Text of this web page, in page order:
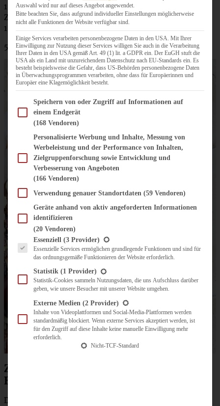
1 TL Vanille-Paste (ersatzweise 1 Päckchen Vanille-
Zucker)
150 g Kirschen
50 g grob gehackte Mandeln
Zubereitung für super saftige Kirsch-
Brownies mit Mandeln
Den Ofen auf 180 °C (160 °C Umluft) vorheizen. Kirschen
Auswahl wird nur auf dieses Angebot angewendet.
Bitte beachten Sie, dass aufgrund individueller Einstellungen möglicherweise
nicht alle Funktionen der Website verfügbar sind.
Einige Services verarbeiten personenbezogene Daten in den USA. Mit Ihrer
Einwilligung zur Nutzung dieser Services willigen Sie auch in die Verarbeitung
Ihrer Daten in den USA gemäß Art. 49 (1) lit. a GDPR ein. Der EuGH stuft die
USA als ein Land mit unzureichendem Datenschutz nach EU-Standards ein. Es
besteht beispielsweise die Gefahr, dass US-Behörden personenbezogene Daten
in Überwachungsprogrammen verarbeiten, ohne dass für Europäerinnen und
Europäer eine Klagemöglichkeit besteht.
Im Folgenden finden Sie eine Liste der Zwecke des IAB Transparency and Consent
Speichern von oder Zugriff auf Informationen auf
einem Endgerät
(168 Vendoren)
Personalisierte Werbung und Inhalte, Messung von
Werbeleistung und der Performance von Inhalten,
Zielgruppenforschung sowie Entwicklung und
Verbesserung von Angeboten
(166 Vendoren)
Verwendung genauer Standortdaten (59 Vendoren)
Geräte anhand von aktiv angeforderten Informationen
identifizieren
(20 Vendoren)
Es folgt eine Liste der Service-Gruppen, für die eine Einwilligung erteilt werden
Essenziell (3 Provider)
Essenzielle Services ermöglichen grundlegende Funktionen und sind für
das ordnungsgemäße Funktionieren der Website erforderlich.
Statistik (1 Provider)
Statistik-Cookies sammeln Nutzungsdaten, die uns Aufschluss darüber
geben, wie unsere Besucher mit unserer Website umgehen.
Externe Medien (2 Provider)
Inhalte von Videoplattformen und Social-Media-Plattformen werden
standardmäßig blockiert. Wenn externe Services akzeptiert werden, ist
für den Zugriff auf diese Inhalte keine manuelle Einwilligung mehr
erforderlich.
Nicht-TCF-Standard